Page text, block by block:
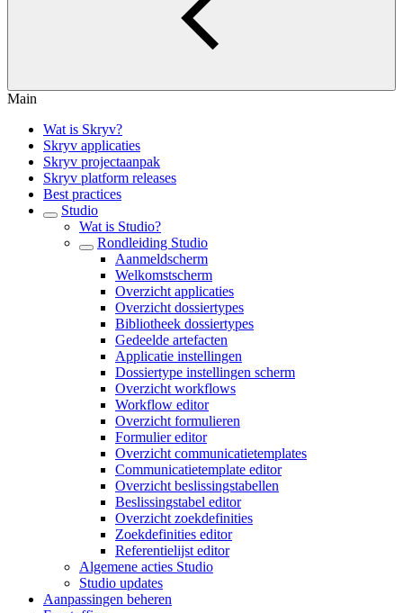
Main
Wat is Skryv?
Skryv applicaties
Skryv projectaanpak
Skryv platform releases
Best practices
Studio
Wat is Studio?
Rondleiding Studio
Aanmeldscherm
Welkomstscherm
Overzicht applicaties
Overzicht dossiertypes
Bibliotheek dossiertypes
Gedeelde artefacten
Applicatie instellingen
Dossiertype instellingen scherm
Overzicht workflows
Workflow editor
Overzicht formulieren
Formulier editor
Overzicht communicatietemplates
Communicatietemplate editor
Overzicht beslissingstabellen
Beslissingstabel editor
Overzicht zoekdefinities
Zoekdefinities editor
Referentielijst editor
Algemene acties Studio
Studio updates
Aanpassingen beheren